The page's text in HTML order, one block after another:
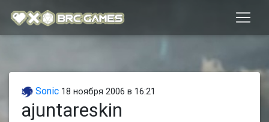
Sonic 18 ноября 2006 в 16:21
ajuntareskin